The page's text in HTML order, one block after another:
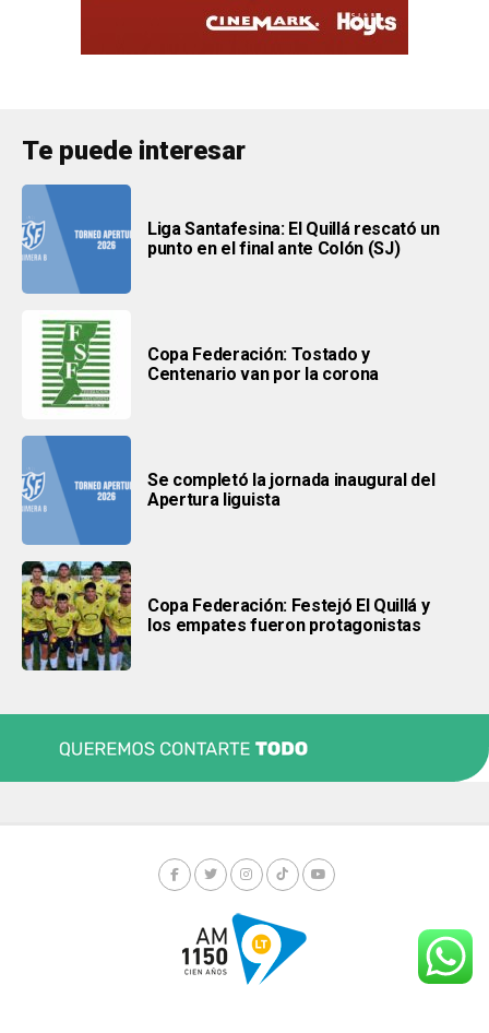
Te puede interesar
Liga Santafesina: El Quillá rescató un
punto en el final ante Colón (SJ)
Copa Federación: Tostado y
Centenario van por la corona
Se completó la jornada inaugural del
Apertura liguista
Copa Federación: Festejó El Quillá y
los empates fueron protagonistas